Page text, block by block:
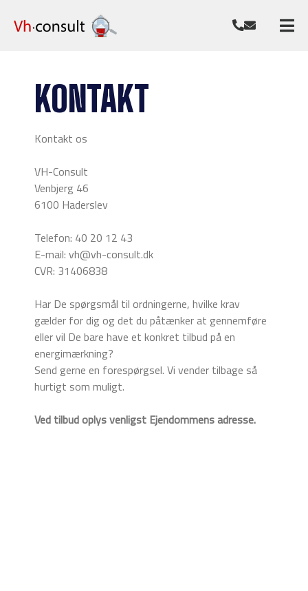
KONTAKT
Kontakt os
​VH-Consult
Venbjerg 46
6100 Haderslev
Telefon: 40 20 12 43
E-mail: vh@vh-consult.dk
CVR: 31406838
Har De spørgsmål til ordningerne, hvilke krav
gælder for dig og det du påtænker at gennemføre
eller vil De bare have et konkret tilbud på en
energimærkning?
​Send gerne en forespørgsel. Vi vender tilbage så
hurtigt som muligt.
​​Ved tilbud oplys venligst Ejendommens adresse.